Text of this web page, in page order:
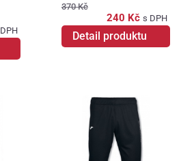
370 Kč
240 Kč s DPH
Detail produktu